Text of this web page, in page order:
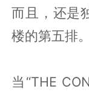
而且，还是
楼的第五排。
当“THE